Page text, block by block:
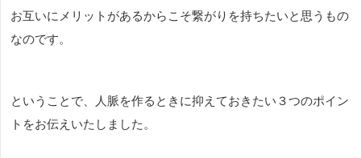
お互いにメリットがあるからこそ繋がりを持ちたいと思うもの
なのです。
ということで、人脈を作るときに抑えておきたい３つのポイン
トをお伝えいたしました。